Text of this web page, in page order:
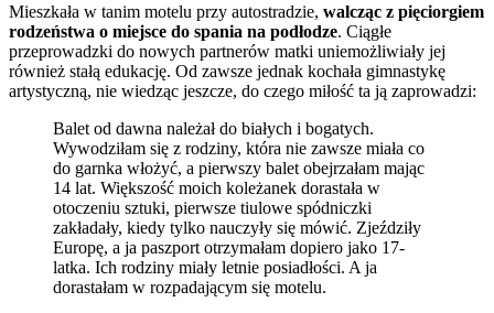
Mieszkała w tanim motelu przy autostradzie, walcząc z pięciorgiem
rodzeństwa o miejsce do spania na podłodze. Ciągłe
przeprowadzki do nowych partnerów matki uniemożliwiały jej
również stałą edukację. Od zawsze jednak kochała gimnastykę
artystyczną, nie wiedząc jeszcze, do czego miłość ta ją zaprowadzi:
Balet od dawna należał do białych i bogatych.
Wywodziłam się z rodziny, która nie zawsze miała co
do garnka włożyć, a pierwszy balet obejrzałam mając
14 lat. Większość moich koleżanek dorastała w
otoczeniu sztuki, pierwsze tiulowe spódniczki
zakładały, kiedy tylko nauczyły się mówić. Zjeździły
Europę, a ja paszport otrzymałam dopiero jako 17-
latka. Ich rodziny miały letnie posiadłości. A ja
dorastałam w rozpadającym się motelu.